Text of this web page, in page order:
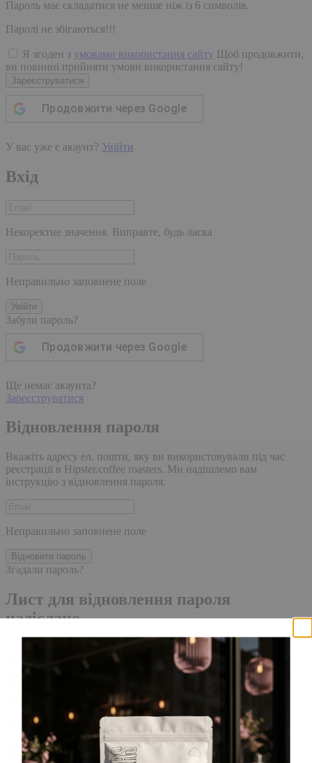
Пароль має складатися не менше ніж із 6 символів.
Паролі не збігаються!!!
Я згоден з умовами використання сайту Щоб продовжити,
ви повинні прийняти умови використання сайту!
Зареєструватися
Продовжити через Google
У вас уже є акаунт? Увійти
Вхід
Некоректне значення. Виправте, будь ласка
Неправильно заповнене поле
Увійти
Забули пароль?
Продовжити через Google
Ще немає акаунта?
Зареєструватися
Відновлення пароля
Вкажіть адресу ел. пошти, яку ви використовували під час
реєстрації в Hipster.coffee roasters. Ми надішлемо вам
інструкцію з відновлення пароля.
Неправильно заповнене поле
Відновити пароль
Згадали пароль?
Лист для відновлення пароля
надіслано.
Лист із посиланням для скидання пароля було надіслано на
адресу електронної пошти, прив'язану до вашого облікового
запису, доставка повідомлення може зайняти кілька хвилин.
Будь ласка, зачекайте щонайменше 10 хвилин, перш ніж
ініціювати ще один запит.
Акаунт створено
Для завершення реєстрації, перейдіть за посиланням у листі,